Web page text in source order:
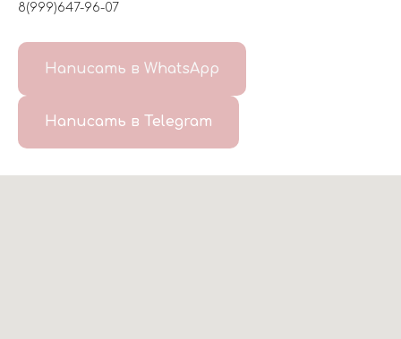
8(999)647-96-07
Написать в WhatsApp
Написать в Telegram